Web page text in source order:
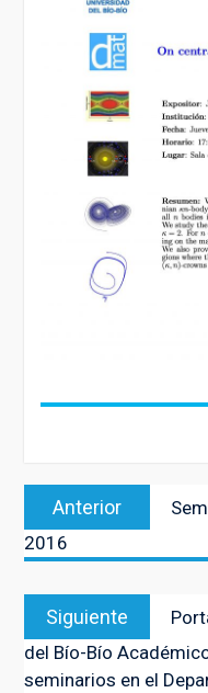
Navegación
entradas
Anterior
2016
Siguiente
del Bío-Bío
seminarios en el